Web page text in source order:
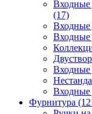
Входные
(17)
Входные
Входные
Входные
Входные
Фурнитура